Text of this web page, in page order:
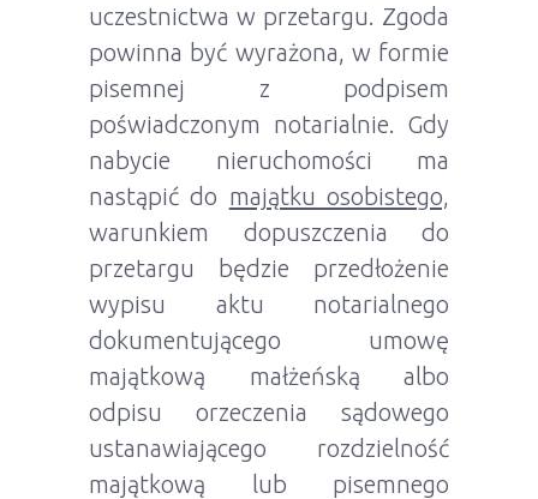
uczestnictwa w przetargu. Zgoda
powinna być wyrażona, w formie
pisemnej z podpisem
poświadczonym notarialnie. Gdy
nabycie nieruchomości ma
nastąpić do majątku osobistego,
warunkiem dopuszczenia do
przetargu będzie przedłożenie
wypisu aktu notarialnego
dokumentującego umowę
majątkową małżeńską albo
odpisu orzeczenia sądowego
ustanawiającego rozdzielność
majątkową lub pisemnego